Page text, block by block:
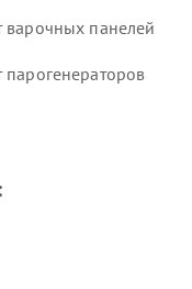
варочных панелей
парогенераторов
морозильных камер